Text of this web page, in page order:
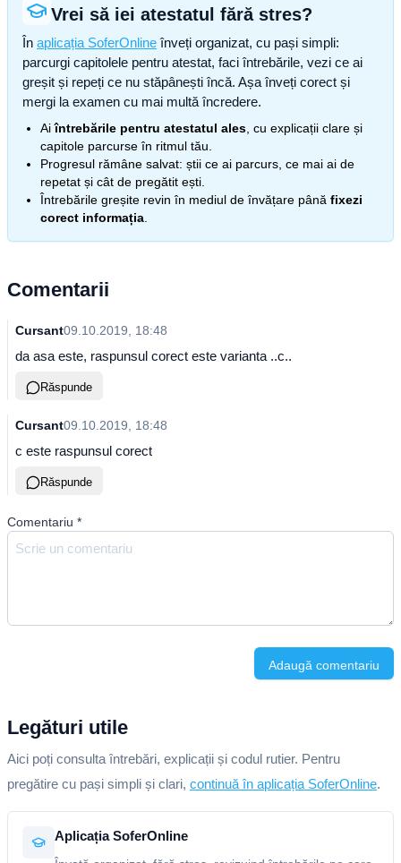
Vrei să iei atestatul fără stres?
În aplicația SoferOnline înveți organizat, cu pași simpli:
parcurgi capitolele pentru atestat, faci întrebările, vezi ce ai
greșit și repeți ce nu stăpânești încă. Așa înveți corect și
mergi la examen cu mai multă încredere.
Aiîntrebările pentru atestatul ales , cu explicații clare și
capitole parcurse în ritmul tău.
Progresul rămâne salvat: știi ce ai parcurs, ce mai ai de
repetat și cât de pregătit ești.
Întrebările greșite revin în mediul de învățare până fixezi
corect informația
Comentarii
Cursant09.10.2019, 18:48
da asa este, raspunsul corect este varianta ..c..
Răspunde
Cursant09.10.2019, 18:48
c este raspunsul corect
Răspunde
Comentariu *
Adaugă comentariu
Legături utile
Aici poți consulta întrebări, explicații și codul rutier. Pentru
pregătire cu pași simpli și clari, continuă în aplicația SoferOnline.
Aplicația SoferOnline